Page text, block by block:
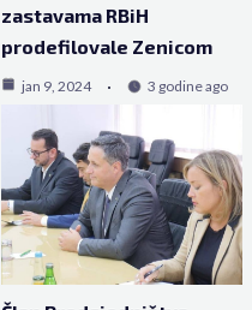
zastavama RBiH
prodefilovale Zenicom
jan 9, 2024 3 godine ago